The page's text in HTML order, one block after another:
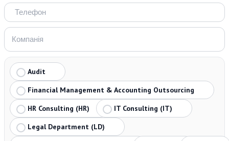
Audit
Financial Management & Accounting Outsourcing
HR Consulting (HR)
IT Consulting (IT)
Legal Department (LD)